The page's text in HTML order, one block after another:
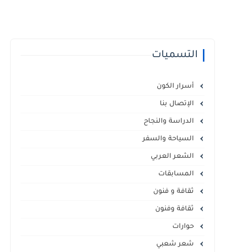
التسميات
أسرار الكون
الإتصال بنا
الدراسة والنجاح
السياحة والسفر
الشعر العربي
المسابقات
ثقافة و فنون
ثقافة وفنون
حوارات
شعر شعبي